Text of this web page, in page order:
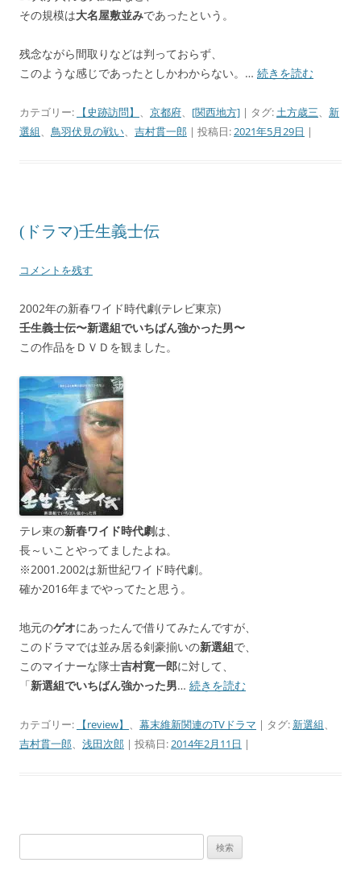
その規模は大名屋敷並みであったという。
残念ながら間取りなどは判っておらず、
このような感じであったとしかわからない。… 続きを読む
カテゴリー: 【史跡訪問】 京都府 [関西地方] | タグ: 土方歳三
新
選組
鳥羽伏見の戦い 吉村貫一郎 | 投稿日: 2021年5月29日 |
(ドラマ)壬生義士伝
コメントを残す
2002年の新春ワイド時代劇(テレビ東京)
壬生義士伝〜新選組でいちばん強かった男〜
この作品をＤＶＤを観ました。
テレ東の新春ワイド時代劇は、
長～いことやってましたよね。
※2001.2002は新世紀ワイド時代劇。
確か2016年までやってたと思う。
地元のゲオにあったんで借りてみたんですが、
このドラマでは並み居る剣豪揃いの新選組で、
このマイナーな隊士吉村寛一郎に対して、
「新選組でいちばん強かった男… 続きを読む
カテゴリー: 【review】 幕末維新関連のTVドラマ | タグ: 新選組
吉村貫一郎
浅田次郎 | 投稿日: 2014年2月11日 |
索: